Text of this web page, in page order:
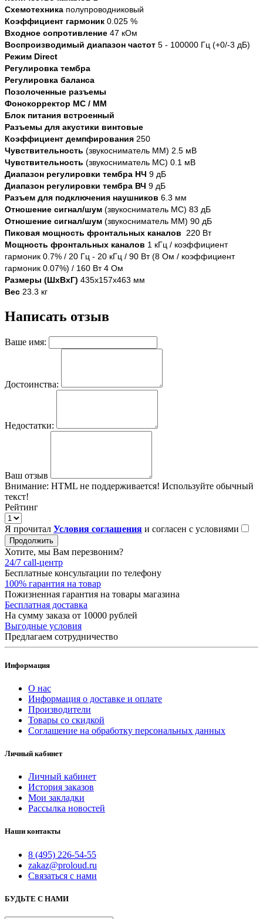
Схемотехника полупроводниковый
Коэффициент гармоник 0.025 %
Входное сопротивление 47 кОм
Воспроизводимый диапазон частот 5 - 100000 Гц (+0/-3 дБ)
Режим Direct
Регулировка тембра
Регулировка баланса
Позолоченные разъемы
Фонокорректор MC / MM
Блок питания встроенный
Разъемы для акустики винтовые
Коэффициент демпфирования 250
Чувствительность (звукосниматель MM) 2.5 мВ
Чувствительность (звукосниматель MC) 0.1 мВ
Диапазон регулировки тембра НЧ 9 дБ
Диапазон регулировки тембра ВЧ 9 дБ
Разъем для подключения наушников 6.3 мм
Отношение сигнал/шум (звукосниматель MC) 83 дБ
Отношение сигнал/шум (звукосниматель MM) 90 дБ
Пиковая мощность фронтальных каналов 220 Вт
Мощность фронтальных каналов 1 кГц / коэффициент
гармоник 0.7% / 20 Гц - 20 кГц / 90 Вт (8 Ом / коэффициент
гармоник 0.07%) / 160 Вт 4 Ом
Размеры (ШхВхГ) 435x157x463 мм
Вес 23.3 кг
Написать отзыв
Ваше имя:
Достоинства:
Недостатки:
Ваш отзыв
Внимание: HTML не поддерживается! Используйте обычный
текст!
Рейтинг
Я прочитал Условия соглашения и согласен с условиями
Продолжить
Хотите, мы Вам перезвоним?
24/7 call-центр
Бесплатные консультации по телефону
100% гарантия на товар
Пожизненная гарантия на товары магазина
Бесплатная доставка
На сумму заказа от 10000 рублей
Выгодные условия
Предлагаем сотрудничество
Информация
О нас
Информация о доставке и оплате
Производители
Товары со скидкой
Соглашение на обработку персональных данных
Личный кабинет
Личный кабинет
История заказов
Мои закладки
Рассылка новостей
Наши контакты
8 (495) 226-54-55
zakaz@proloud.ru
Связаться с нами
БУДЬТЕ С НАМИ